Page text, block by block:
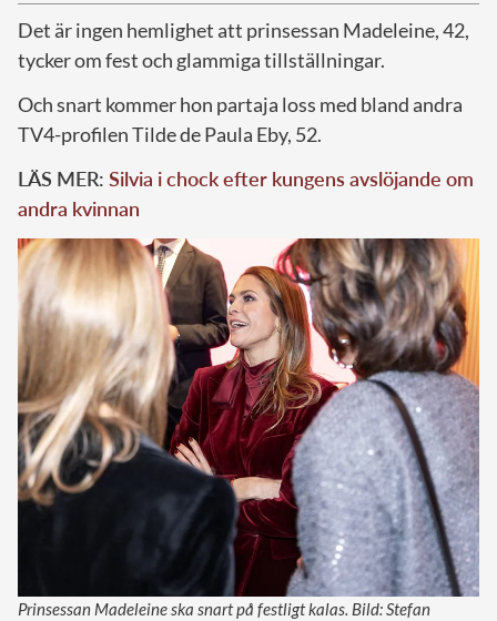
Det är ingen hemlighet att prinsessan Madeleine, 42,
tycker om fest och glammiga tillställningar.
Och snart kommer hon partaja loss med bland andra
TV4-profilen Tilde de Paula Eby, 52.
LÄS MER: Silvia i chock efter kungens avslöjande om
andra kvinnan
Prinsessan Madeleine ska snart på festligt kalas. Bild: Stefan